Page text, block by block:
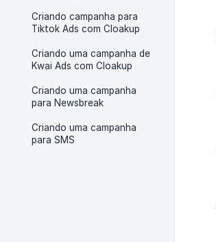
Criando campanha para
Tiktok Ads com Cloakup
Criando uma campanha de
Kwai Ads com Cloakup
Criando uma campanha
para Newsbreak
Criando uma campanha
para SMS